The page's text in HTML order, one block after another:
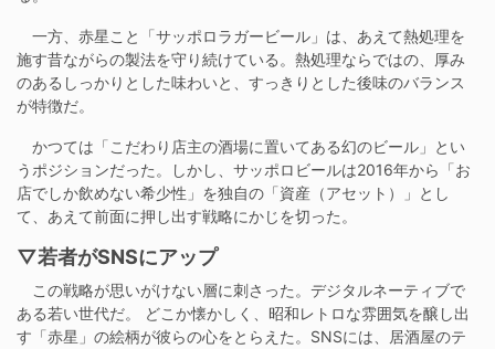
一方、赤星こと「サッポロラガービール」は、あえて熱処理を
施す昔ながらの製法を守り続けている。熱処理ならではの、厚み
のあるしっかりとした味わいと、すっきりとした後味のバランス
が特徴だ。
かつては「こだわり店主の酒場に置いてある幻のビール」とい
うポジションだった。しかし、サッポロビールは2016年から「お
店でしか飲めない希少性」を独自の「資産（アセット）」とし
て、あえて前面に押し出す戦略にかじを切った。
▽若者がSNSにアップ
この戦略が思いがけない層に刺さった。デジタルネーティブで
ある若い世代だ。 どこか懐かしく、昭和レトロな雰囲気を醸し出
す「赤星」の絵柄が彼らの心をとらえた。SNSには、居酒屋のテ